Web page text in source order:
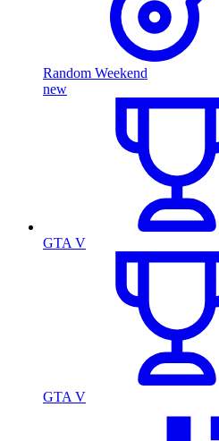
Random Weekend
new
GTA V
GTA V